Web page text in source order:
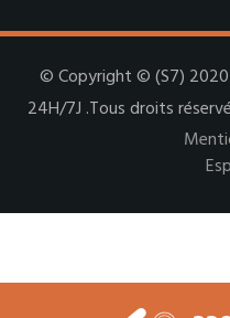
© Copyright © (S7) 2020-
24H/7J .Tous droits